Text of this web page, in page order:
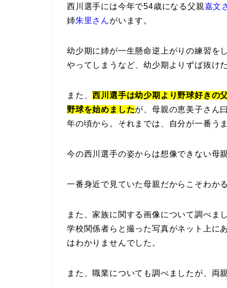
西川選手には今年で54歳になる父親嘉文
姉朱里さんがいます。
幼少期に姉が一生懸命逆上がりの練習を
やってしまうなど、幼少期よりずば抜け
また、西川選手は幼少期より野球好きの
野球を始めましたが、母親の恵美子さん
年の頃から。それまでは、自分が一番う
今の西川選手の姿からは想像できない母
一番身近で見ていた母親だからこそわか
また、家族に関する画像について調べま
学校関係者らと撮った写真がネット上に
はわかりませんでした。
また、職業についても調べましたが、両